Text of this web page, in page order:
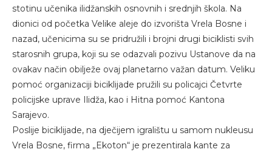
stotinu učenika ilidžanskih osnovnih i srednjih škola. Na
dionici od početka Velike aleje do izvorišta Vrela Bosne i
nazad, učenicima su se pridružili i brojni drugi biciklisti svih
starosnih grupa, koji su se odazvali pozivu Ustanove da na
ovakav način obilježe ovaj planetarno važan datum. Veliku
pomoć organizaciji biciklijade pružili su policajci Četvrte
policijske uprave Ilidža, kao i Hitna pomoć Kantona
Sarajevo.
Poslije biciklijade, na dječijem igralištu u samom nukleusu
Vrela Bosne, firma „Ekoton“ je prezentirala kante za